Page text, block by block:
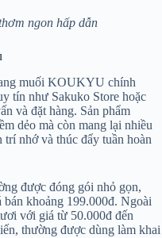
ngon hấp dẫn
muối KOUKYU chính
tín như Sakuko Store hoặc
và đặt hàng. Sản phẩm
dẻo mà còn mang lại nhiều
nhớ và thúc đẩy tuần hoàn
được đóng gói nhỏ gọn,
khoảng 199.000đ. Ngoài
với giá từ 50.000đ đến
thường được dùng làm khai